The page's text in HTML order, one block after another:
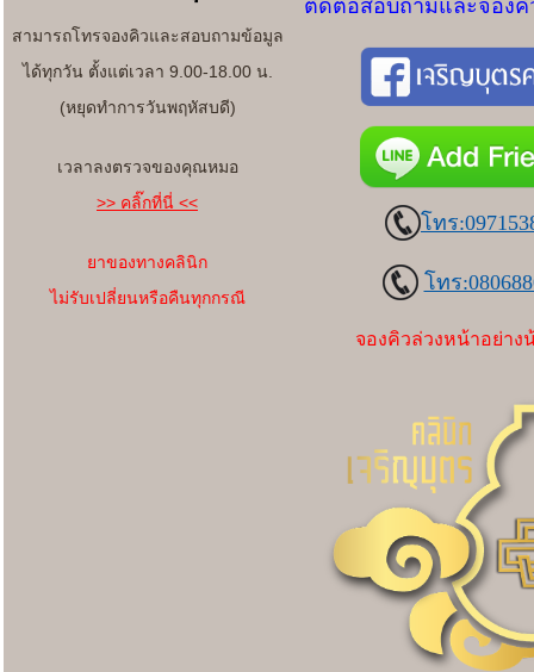
สามารถโทรจองคิวและสอบถามข้อมูล
ได้ทุกวัน ตั้งแต่เวลา 9.00-18.00 น.
(หยุดทำการวันพฤหัสบดี)
เวลาลงตรวจของคุณหมอ
>> คลิ๊กที่นี่ <<
ยาของทางคลินิก
ไม่รับเปลี่ยนหรือคืนทุกกรณี
ติดต่อสอบถามและจองคิ
โทร
โทร
จองคิวล่วงหน้าอย่าง